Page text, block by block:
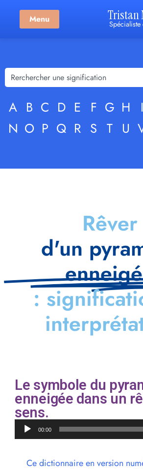
Menu Tristan
A B C D E F G H I
N O P Q R S T U
Rêver
d'un
:
Le symbole du
enneigée dans un
sens.
Lecteur
audio00:00
Ce dictionnaire en version